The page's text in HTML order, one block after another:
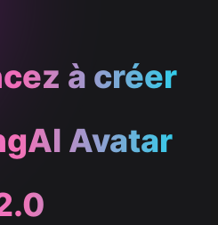
à créer
Avatar